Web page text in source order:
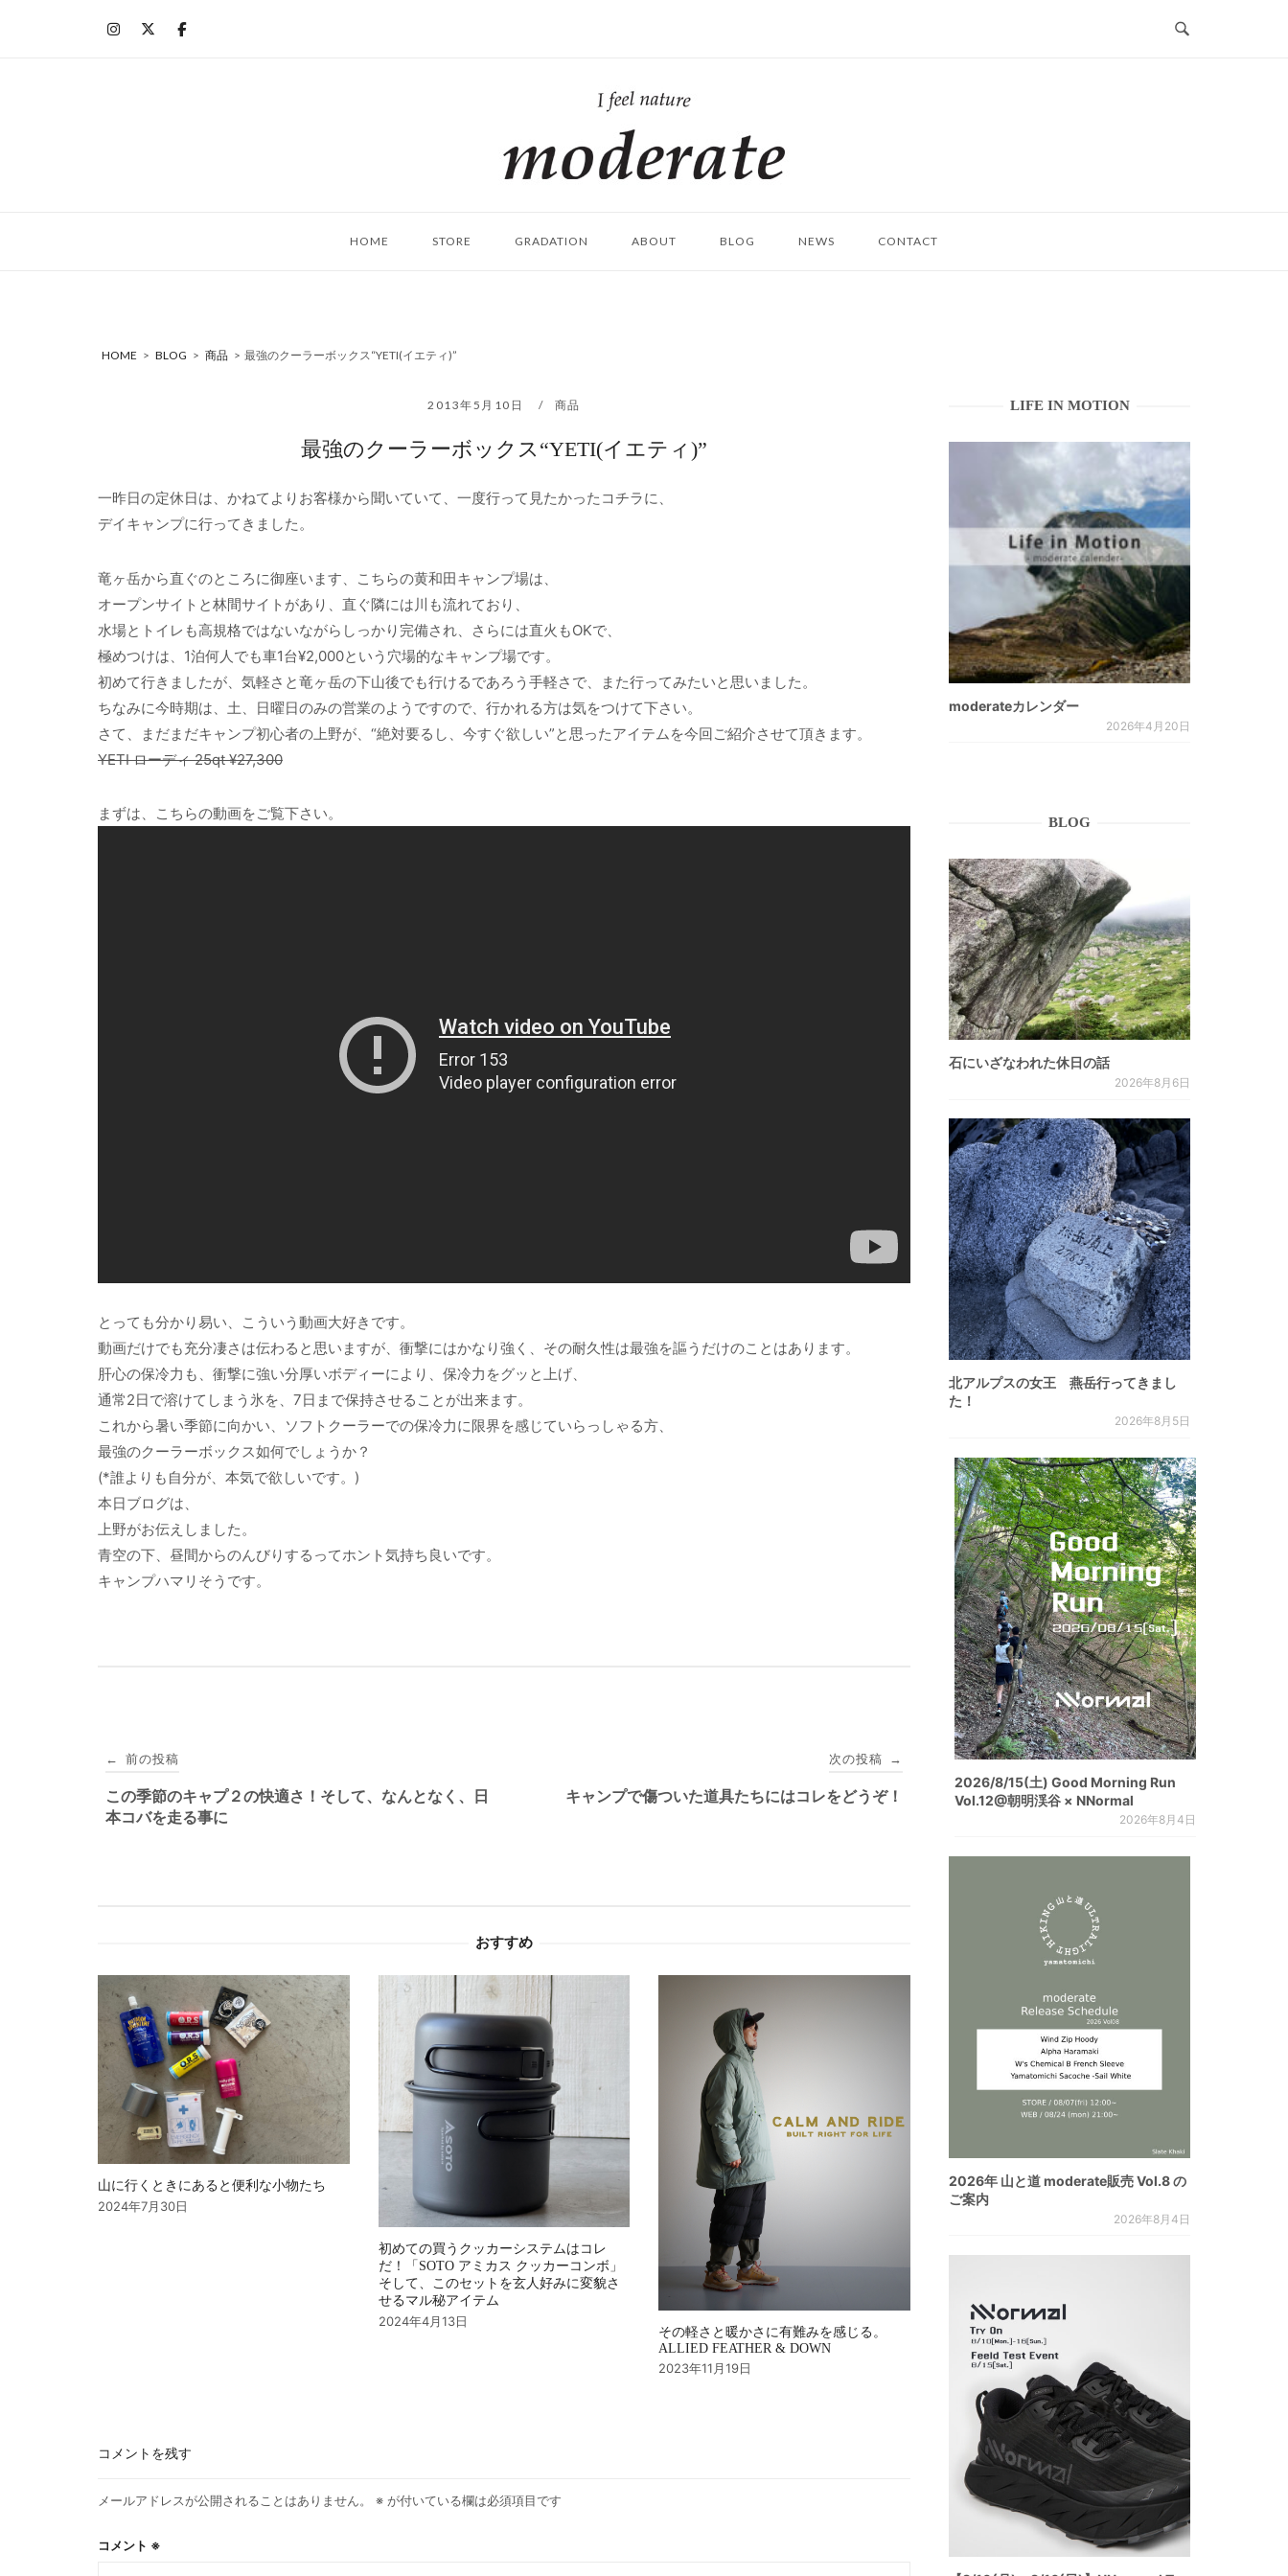
ム
HOME STORE GRADATION ABOUT BLOG NEWS CONTACT
HOME > BLOG > 商品 > 最強のクーラーボックス“YETI(イエティ)”
2013年5月10日 商品
最強のクーラーボックス“YETI(イエティ)”
一昨日の定休日は、かねてよりお客様から聞いていて、一度行って見たかったコチラに、
デイキャンプに行ってきました。
竜ヶ岳から直ぐのところに御座います、こちらの黄和田キャンプ場は、
オープンサイトと林間サイトがあり、直ぐ隣には川も流れており、
水場とトイレも高規格ではないながらしっかり完備され、さらには直火もOKで、
極めつけは、1泊何人でも車1台¥2,000という穴場的なキャンプ場です。
初めて行きましたが、気軽さと竜ヶ岳の下山後でも行けるであろう手軽さで、また行ってみたいと思いました。
ちなみに今時期は、土、日曜日のみの営業のようですので、行かれる方は気をつけて下さい。
さて、まだまだキャンプ初心者の上野が、“絶対要るし、今すぐ欲しい”と思ったアイテムを今回ご紹介させて頂きます。
YETI ローディ 25qt ¥27,300
まずは、こちらの動画をご覧下さい。
とっても分かり易い、こういう動画大好きです。
動画だけでも充分凄さは伝わると思いますが、衝撃にはかなり強く、その耐久性は最強を謳うだけのことはあります。
肝心の保冷力も、衝撃に強い分厚いボディーにより、保冷力をグッと上げ、
通常2日で溶けてしまう氷を、7日まで保持させることが出来ます。
これから暑い季節に向かい、ソフトクーラーでの保冷力に限界を感じていらっしゃる方、
最強のクーラーボックス如何でしょうか？
(*誰よりも自分が、本気で欲しいです。)
本日ブログは、
上野がお伝えしました。
青空の下、昼間からのんびりするってホント気持ち良いです。
キャンプハマリそうです。
稿
ナ
ョ
ン
← 前の投稿
この季節のキャプ２の快適さ！そして、なんとなく、日
本コバを走る事に
次の投稿 →
キャンプで傷ついた道具たちにはコレをどうぞ！
おすすめ
山に行くときにあると便利な小物たち
2024年7月30日
初めての買うクッカーシステムはコレ
だ！「SOTO アミカス クッカーコンボ」
そして、このセットを玄人好みに変貌さ
せるマル秘アイテム
2024年4月13日
その軽さと暖かさに有難みを感じる。
ALLIED FEATHER & DOWN
2023年11月19日
コメントを残す
メールアドレスが公開されることはありません。 ※ が付いている欄は必須項目です
コメント ※
LIFE IN MOTION
moderateカレンダー
2026年4月20日
BLOG
石にいざなわれた休日の話
2026年8月6日
北アルプスの女王 燕岳行ってきまし
た！
2026年8月5日
2026/8/15(土) Good Morning Run
Vol.12@朝明渓谷 × NNormal
2026年8月4日
2026年 山と道 moderate販売 Vol.8 の
ご案内
2026年8月4日